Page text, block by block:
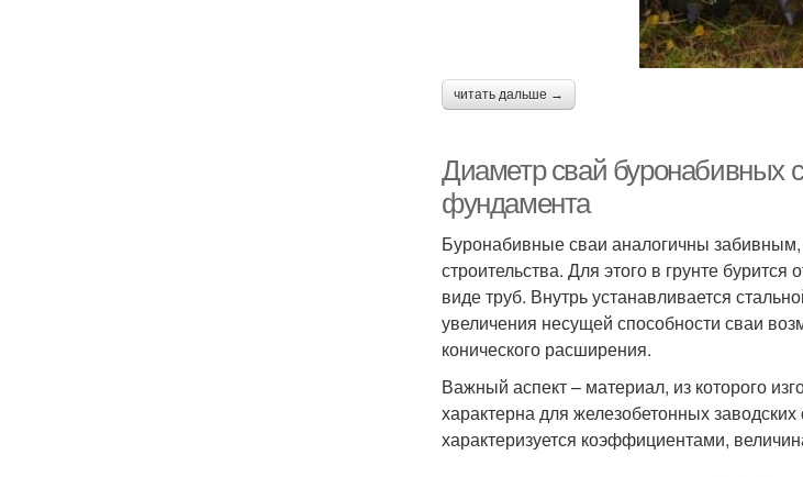
читать дальше →
Диаметр свай буронабивных
фундамента
Буронабивные сваи аналогичны
строительства. Для этого в грунте
виде труб. Внутрь устанавливается
увеличения несущей способности сваи
конического расширения.
Важный аспект – материал, из которого
характерна для железобетонных
характеризуется коэффициентами,